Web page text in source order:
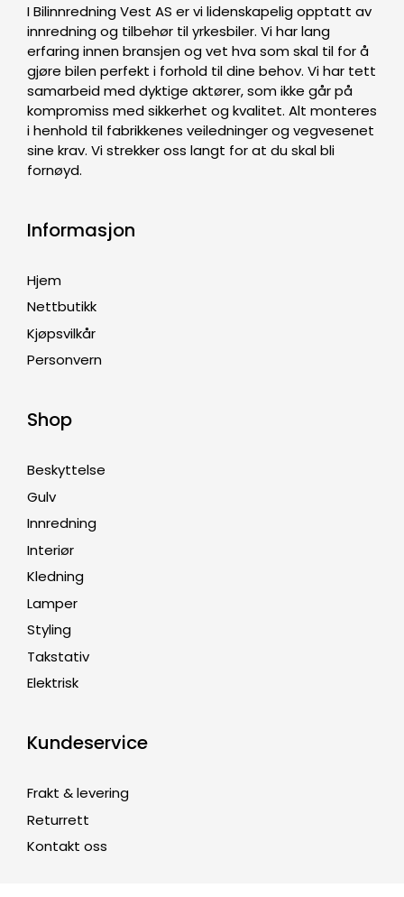
I Bilinnredning Vest AS er vi lidenskapelig opptatt av
innredning og tilbehør til yrkesbiler. Vi har lang
erfaring innen bransjen og vet hva som skal til for å
gjøre bilen perfekt i forhold til dine behov. Vi har tett
samarbeid med dyktige aktører, som ikke går på
kompromiss med sikkerhet og kvalitet. Alt monteres
i henhold til fabrikkenes veiledninger og vegvesenet
sine krav. Vi strekker oss langt for at du skal bli
fornøyd.
Informasjon
Hjem
Nettbutikk
Kjøpsvilkår
Personvern
Shop
Beskyttelse
Gulv
Innredning
Interiør
Kledning
Lamper
Styling
Takstativ
Elektrisk
Kundeservice
Frakt & levering
Returrett
Kontakt oss